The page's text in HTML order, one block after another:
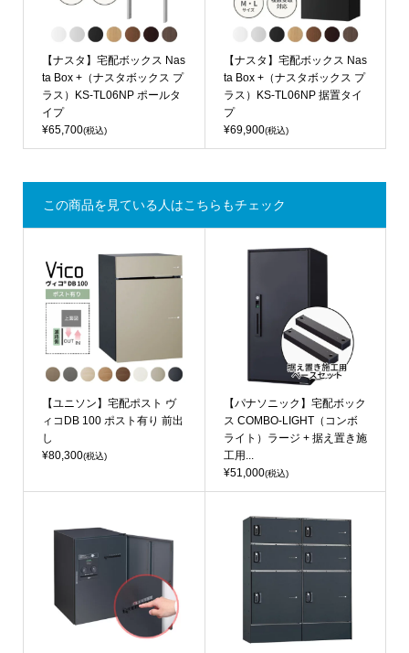
【ナスタ】宅配ボックス Nas
ta Box +（ナスタボックス プ
ラス）KS-TL06NP ポールタ
イプ
¥65,700(税込)
【ナスタ】宅配ボックス Nas
ta Box +（ナスタボックス プ
ラス）KS-TL06NP 据置タイ
プ
¥69,900(税込)
この商品を見ている人はこちらもチェック
【ユニソン】宅配ポスト ヴ
ィコDB 100 ポスト有り 前出
し
¥80,300(税込)
【パナソニック】宅配ボック
ス COMBO-LIGHT（コンボ
ライト）ラージ + 据え置き施
工用...
¥51,000(税込)